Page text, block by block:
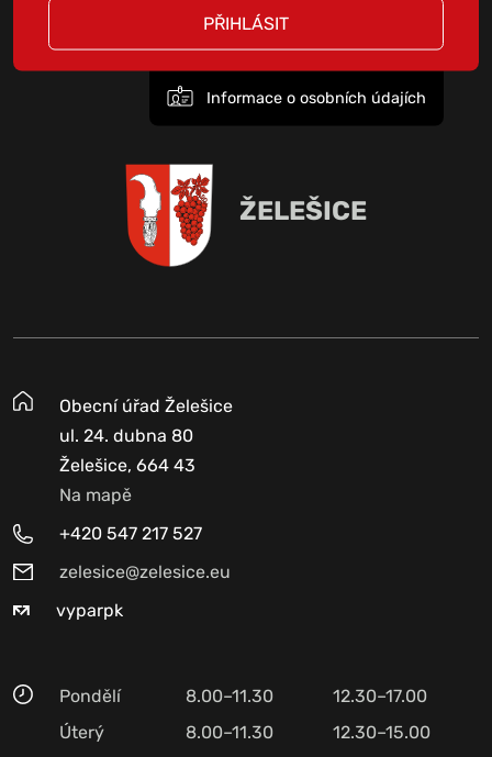
PŘIHLÁSIT
Informace o osobních údajích
ŽELEŠICE
Obecní úřad Želešice
ul. 24. dubna 80
Želešice, 664 43
Na mapě
+420 547 217 527
zelesice@zelesice.eu
vyparpk
Pondělí 8.00–11.30
12.30–17.00
Úterý
8.00–11.30
12.30–15.00